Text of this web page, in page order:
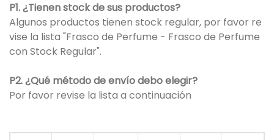
P1. ¿Tienen stock de sus productos?
Algunos productos tienen stock regular, por favor re
vise la lista "Frasco de Perfume - Frasco de Perfume
con Stock Regular".
P2. ¿Qué método de envío debo elegir?
Por favor revise la lista a continuación